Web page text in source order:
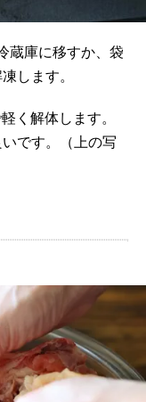
します。
く解体します。
です。（上の写